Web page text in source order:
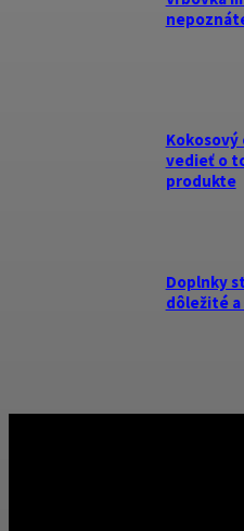
vedieť o
produkte
Doplnky
dôležité a